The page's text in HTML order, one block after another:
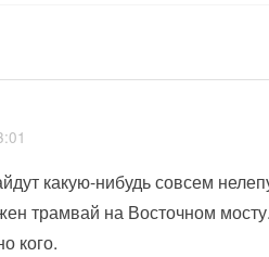
какую-нибудь совсем
трамвай на Восточном
кого.